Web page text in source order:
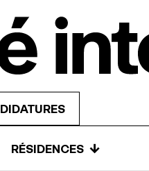
RÉSIDENCES ↓